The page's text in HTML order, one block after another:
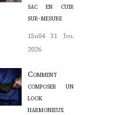
sac en cuir
sur-mesure
15h04
31 Juil
2026
Comment
composer un
look
harmonieux